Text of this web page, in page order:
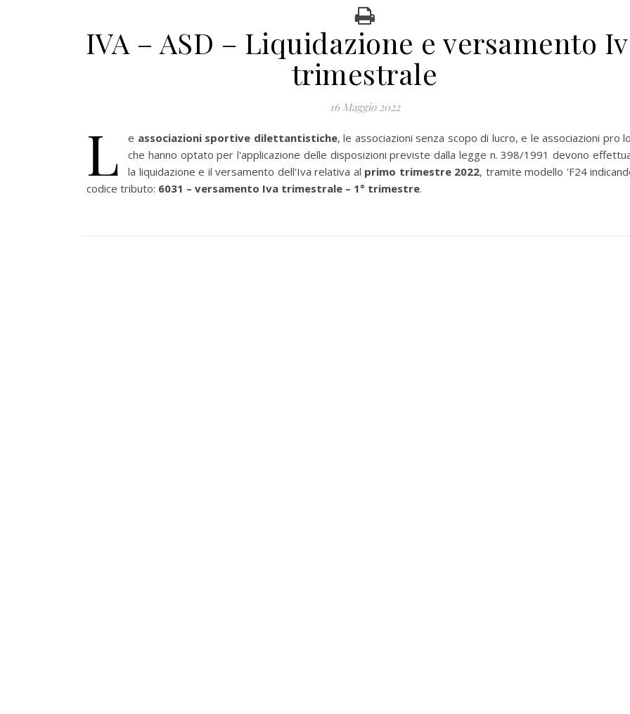
IVA – ASD – Liquidazione e versamento
trimestrale
16 Maggio 2022
L e associazioni sportive dilettantistiche, le associazioni senza scopo di lucro, e le associazioni pro
che hanno optato per l'applicazione delle disposizioni previste dalla legge n. 398/1991 devono
la liquidazione e il versamento dell'Iva relativa al primo trimestre 2022, tramite modello 'F24
codice tributo: 6031 – versamento Iva trimestrale – 1° trimestre.